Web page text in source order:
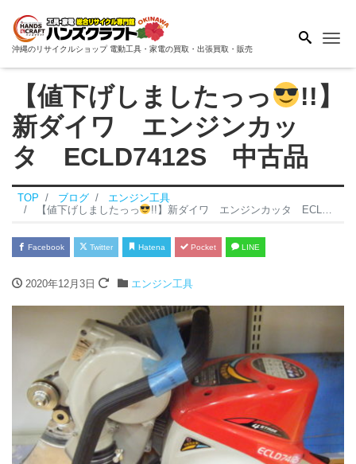
沖縄のリサイクルショップ 電動工具・家電の買取・出張買取・販売
【値下げしましたっっ
!!】
新ダイワ エンジンカッ
タ ECLD7412S 中古品
TOP ブログ
エンジン工具
【値下げしましたっっ
!!】新ダイワ エンジンカッタ ECLD7412S 中古品
Facebook Twitter Hatena Pocket LINE
2020年12月3日 エンジン工具